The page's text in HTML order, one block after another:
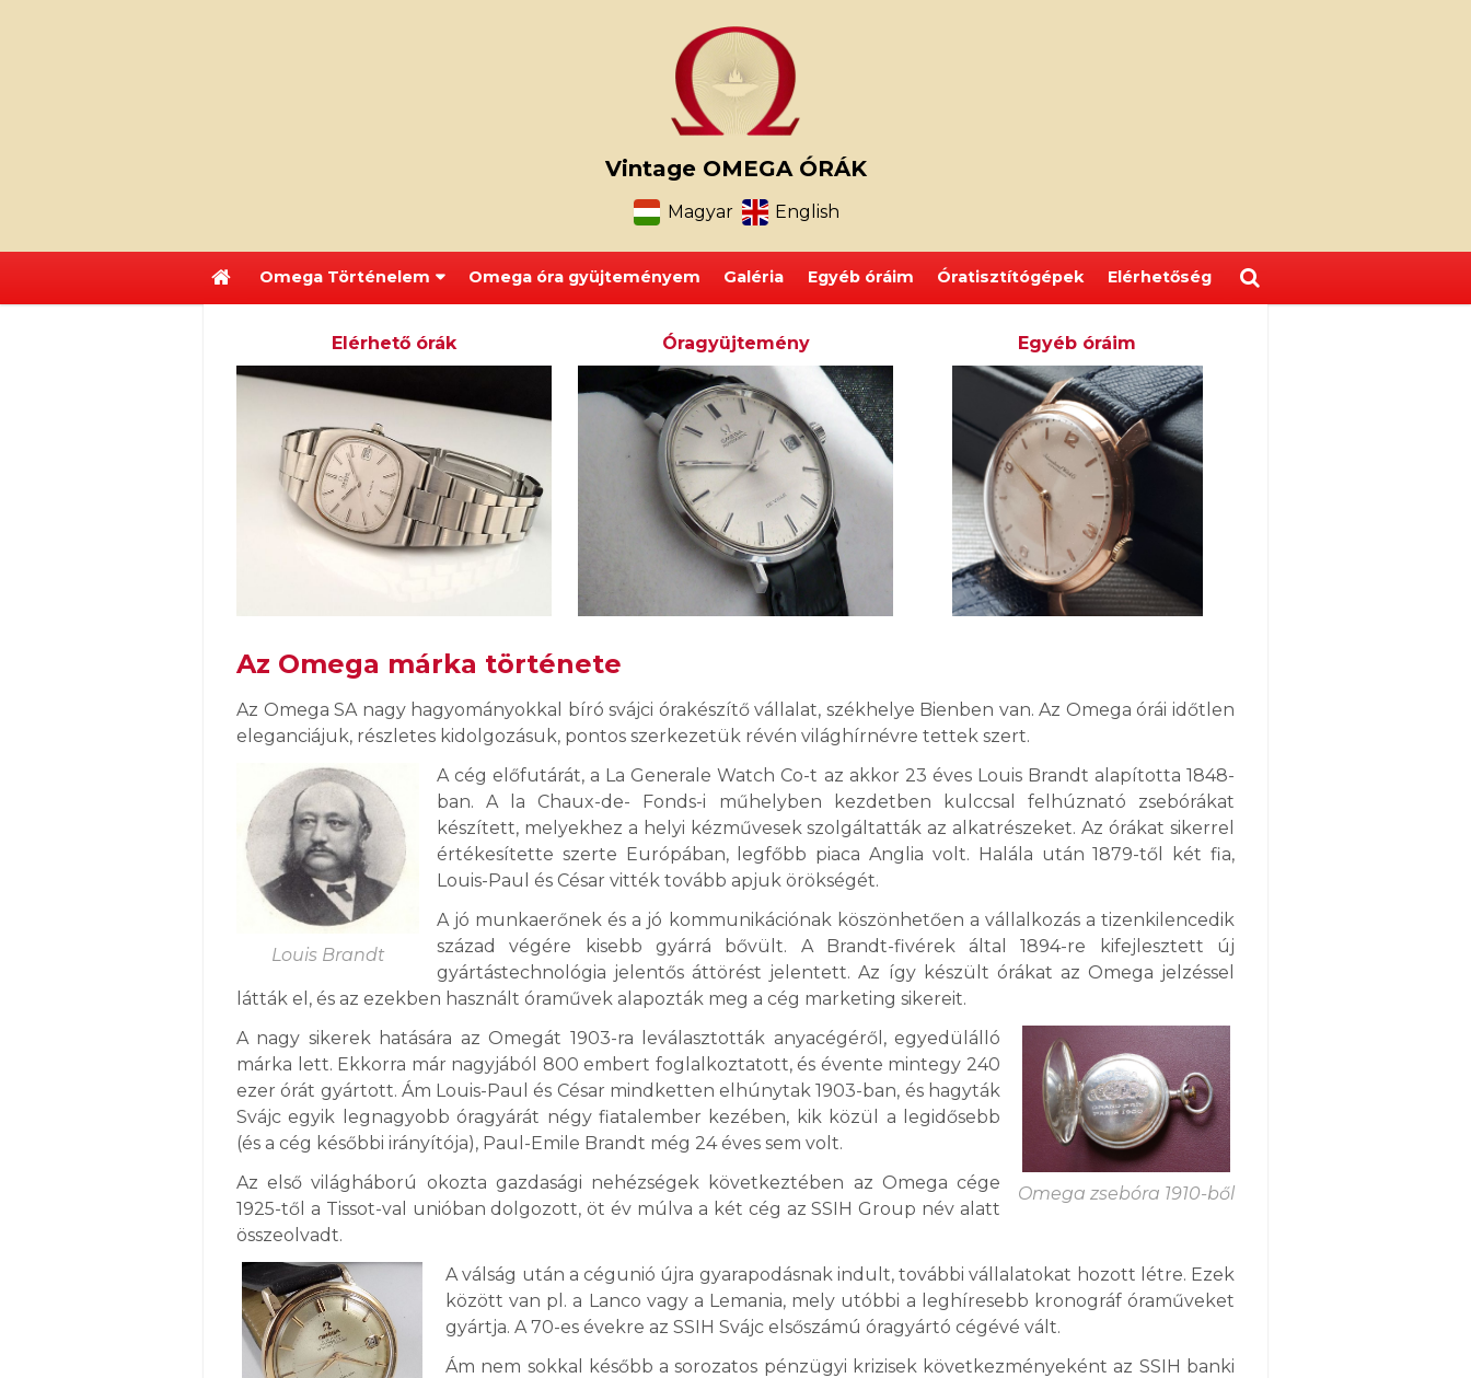
Vintage OMEGA ÓRÁK
Magyar English
Omega Történelem Omega óra gyüjteményem Galéria Egyéb óráim Óratisztítógépek Elérhetőség
Elérhető órák Óragyüjtemény Egyéb óráim
Az Omega márka története
Az Omega SA nagy hagyományokkal bíró svájci órakészítő vállalat, székhelye Bienben van. Az Omega órái időtlen
eleganciájuk, részletes kidolgozásuk, pontos szerkezetük révén világhírnévre tettek szert.
Louis Brandt
A cég előfutárát, a La Generale Watch Co-t az akkor 23 éves Louis Brandt alapította 1848-
ban. A la Chaux-de- Fonds-i műhelyben kezdetben kulccsal felhúznató zsebórákat
készített, melyekhez a helyi kézművesek szolgáltatták az alkatrészeket. Az órákat sikerrel
értékesítette szerte Európában, legfőbb piaca Anglia volt. Halála után 1879-től két fia,
Louis-Paul és César vitték tovább apjuk örökségét.
A jó munkaerőnek és a jó kommunikációnak köszönhetően a vállalkozás a tizenkilencedik
század végére kisebb gyárrá bővült. A Brandt-fivérek által 1894-re kifejlesztett új
gyártástechnológia jelentős áttörést jelentett. Az így készült órákat az Omega jelzéssel
látták el, és az ezekben használt óraművek alapozták meg a cég marketing sikereit.
Omega zsebóra 1910-ből
A nagy sikerek hatására az Omegát 1903-ra leválasztották anyacégéről, egyedülálló
márka lett. Ekkorra már nagyjából 800 embert foglalkoztatott, és évente mintegy 240
ezer órát gyártott. Ám Louis-Paul és César mindketten elhúnytak 1903-ban, és hagyták
Svájc egyik legnagyobb óragyárát négy fiatalember kezében, kik közül a legidősebb
(és a cég későbbi irányítója), Paul-Emile Brandt még 24 éves sem volt.
Az első világháború okozta gazdasági nehézségek következtében az Omega cége
1925-től a Tissot-val unióban dolgozott, öt év múlva a két cég az SSIH Group név alatt
összeolvadt.
A válság után a cégunió újra gyarapodásnak indult, további vállalatokat hozott létre. Ezek
között van pl. a Lanco vagy a Lemania, mely utóbbi a leghíresebb kronográf óraműveket
gyártja. A 70-es évekre az SSIH Svájc elsőszámú óragyártó cégévé vált.
Ám nem sokkal később a sorozatos pénzügyi krizisek következményeként az SSIH banki